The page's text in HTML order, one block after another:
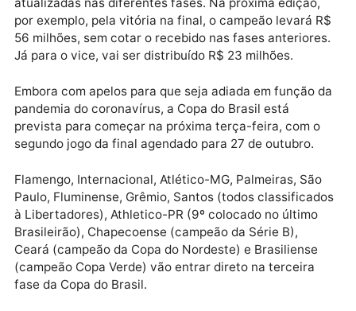
Publicidade
As cotas dos participantes da Copa do Brasil foram
atualizadas nas diferentes fases. Na próxima edição,
por exemplo, pela vitória na final, o campeão levará
56 milhões, sem cotar o recebido nas fases
Já para o vice, vai ser distribuído R$ 23 milhões.
Embora com apelos para que seja adiada em função
pandemia do coronavírus, a Copa do Brasil está
prevista para começar na próxima terça-feira, com o
segundo jogo da final agendado para 27 de outubro.
Flamengo, Internacional, Atlético-MG, Palmeiras,